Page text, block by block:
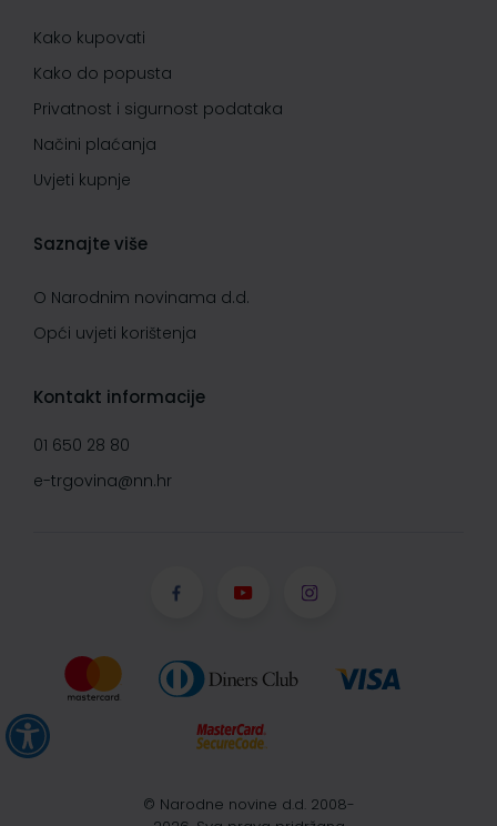
Kako kupovati
Kako do popusta
Privatnost i sigurnost podataka
Načini plaćanja
Uvjeti kupnje
Saznajte više
O Narodnim novinama d.d.
Opći uvjeti korištenja
Kontakt informacije
01 650 28 80
e-trgovina@nn.hr
© Narodne novine d.d. 2008-